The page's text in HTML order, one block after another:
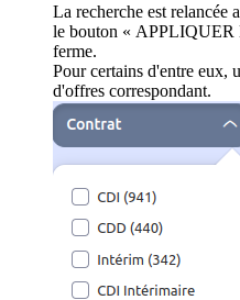
La recherche est relancée
le bouton « APPLIQUER
ferme.
Pour certains d'entre eux,
d'offres correspondant.